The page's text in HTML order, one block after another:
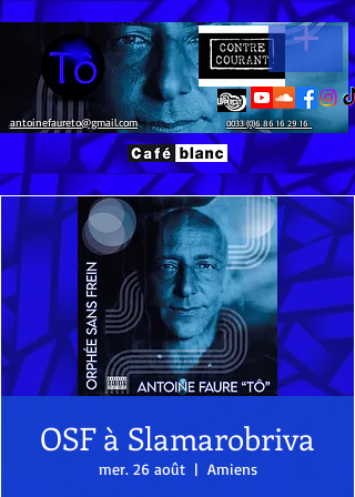
antoinefaureto@gmail.com 0033 (0)6 86 16 29 16
OSF à Slamarobriva
mer. 26 août
  |
Amiens